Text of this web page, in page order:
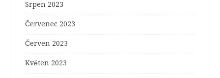
Srpen 2023
Červenec 2023
Červen 2023
Květen 2023